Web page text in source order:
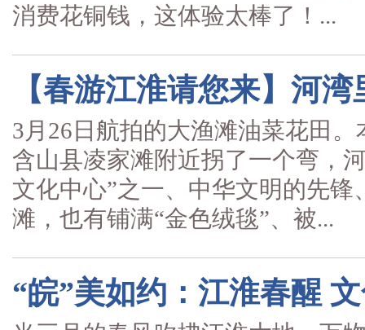
消费花铜钱，这体验太棒了！...
【春游江淮请您来】河
3月26日航拍的大渔滩油菜花田
含山县凌家滩附近拐了一个弯，
文化中心”之一、中华文明的先
滩，也有铺满“金色绒毯”、被...
“皖”美如约：江淮春醒